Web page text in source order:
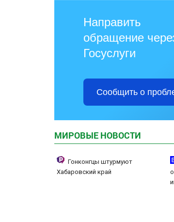
Направить
обращение
Госуслуги
Сообщить о
МИРОВЫЕ НОВОСТИ
Гонконгцы штурмуют
Хабаровский край